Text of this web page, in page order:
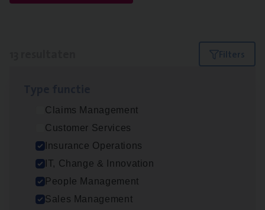
Filters
Claims Management
Customer Services
Insurance Operations
IT, Change & Innovation
People Management
Sales Management
Busi­ness Analyst
IT, Change & Innovation
Antwerpen
Insu­ran­ce Bro­ker Trans­port